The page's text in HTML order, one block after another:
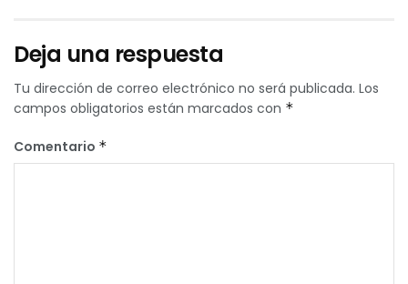
Deja una respuesta
Tu dirección de correo electrónico no será publicada. Los
campos obligatorios están marcados con *
Comentario *